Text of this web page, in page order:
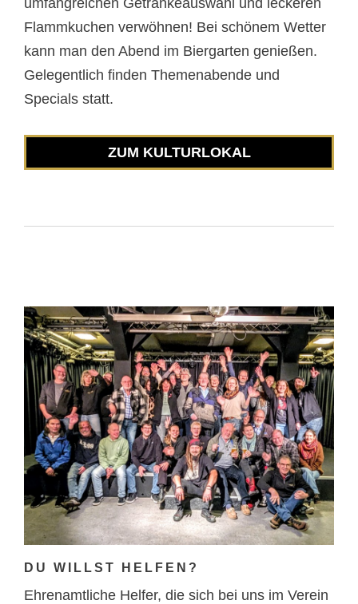
umfangreichen Getränkeauswahl und leckeren
Flammkuchen verwöhnen! Bei schönem Wetter
kann man den Abend im Biergarten genießen.
Gelegentlich finden Themenabende und
Specials statt.
ZUM KULTURLOKAL
DU WILLST HELFEN?
Ehrenamtliche Helfer, die sich bei uns im Verein